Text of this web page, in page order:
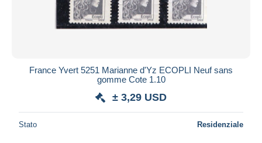
France Yvert 5251 Marianne d'Yz ECOPLI Neuf sans
gomme Cote 1.10
± 3,29 USD
Stato Residenziale